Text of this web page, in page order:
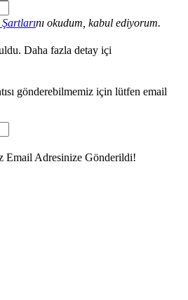
nı okudum, kabul ediyorum.
Daha fazla detay içi
gönderebilmemiz için lütfen email
Email Adresinize Gönderildi!